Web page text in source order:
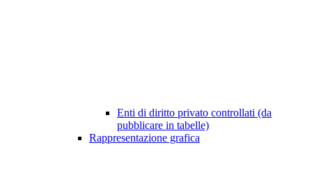
Enti di diritto privato controllati (da
pubblicare in tabelle)
Rappresentazione grafica